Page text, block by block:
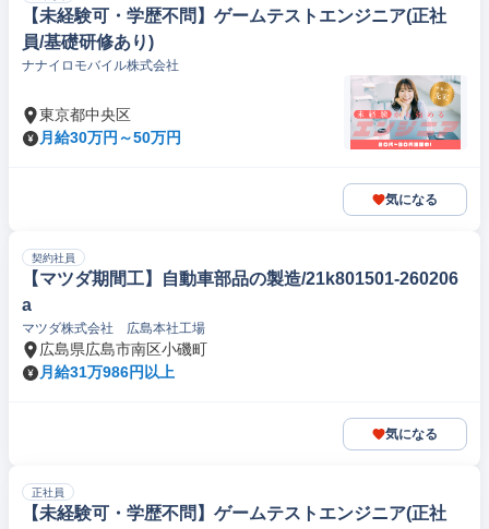
【未経験可・学歴不問】ゲームテストエンジニア(正社
員/基礎研修あり)
ナナイロモバイル株式会社
東京都中央区
月給30万円～50万円
気になる
契約社員
【マツダ期間工】自動車部品の製造/21k801501-260206
a
マツダ株式会社 広島本社工場
広島県広島市南区小磯町
月給31万986円以上
気になる
正社員
【未経験可・学歴不問】ゲームテストエンジニア(正社